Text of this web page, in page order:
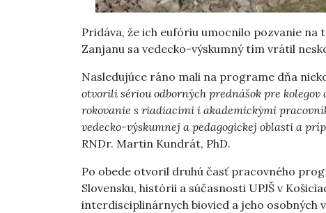
Pridáva, že ich eufóriu umocnilo pozvanie na
Zanjanu sa vedecko-výskumný tím vrátil
Nasledujúce ráno mali na programe dňa
otvorili sériou odborných prednášok pre
rokovanie s riadiacimi i akademickými
vedecko-výskumnej a pedagogickej oblasti a
RNDr. Martin Kundrát, PhD.
Po obede otvoril druhú časť pracovného
Slovensku, histórii a súčasnosti UPJŠ v
interdisciplinárnych biovied a jeho osobných